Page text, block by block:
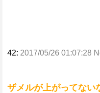
42: 2017/05/26 01:07:28
ザメルが上がってない